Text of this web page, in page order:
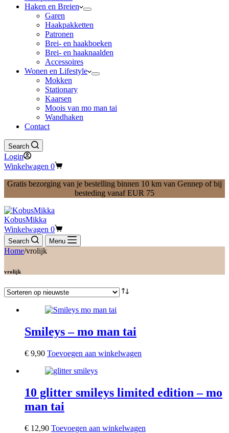
Haken en Breien
Garen
Haakpakketten
Patronen
Brei- en haakboeken
Brei- en haaknaalden
Accessoires
Wonen en Lifestyle
Mokken
Stationary
Kaarsen
Moois van mo man tai
Wandhaken
Contact
Search
Login
Winkelwagen 0
Gratis bezorging van je bestelling binnen 10 km van Gennep of bij
besteding vanaf EUR 75
KobusMikka
Winkelwagen 0
Search Menu
Home/vrolijk
vrolijk
Smileys – mo man tai
€ 9,90 Toevoegen aan winkelwagen
10 glitter smileys limited edition – mo
man tai
€ 12,90 Toevoegen aan winkelwagen